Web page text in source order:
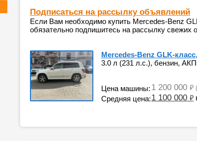
Подписаться на рассылку объявлений
Если Вам необходимо купить Mercedes-Benz
обязательно подпишитесь на рассылку свежих
Mercedes-Benz GLK-
3.0 л (231 л.с.), бензин,
Цена машины: 1 200 000 ₽
Средняя цена:1 100 000 ₽